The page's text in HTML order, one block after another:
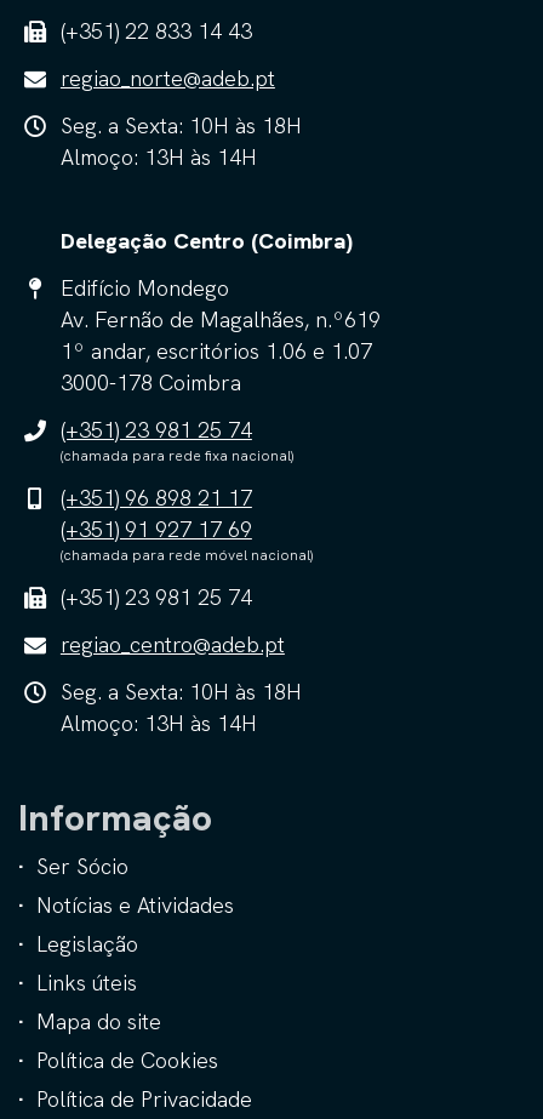
(+351) 22 833 14 43
regiao_norte@adeb.pt
Seg. a Sexta: 10H às 18H
Almoço: 13H às 14H
Delegação Centro (Coimbra)
Edifício Mondego
Av. Fernão de Magalhães, n.º619
1º andar, escritórios 1.06 e 1.07
3000-178 Coimbra
(+351) 23 981 25 74
(chamada para rede fixa nacional)
(+351) 96 898 21 17
(+351) 91 927 17 69
(chamada para rede móvel nacional)
(+351) 23 981 25 74
regiao_centro@adeb.pt
Seg. a Sexta: 10H às 18H
Almoço: 13H às 14H
Informação
Ser Sócio
Notícias e Atividades
Legislação
Links úteis
Mapa do site
Política de Cookies
Política de Privacidade